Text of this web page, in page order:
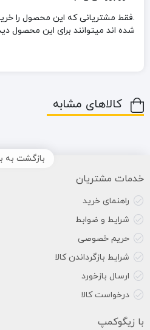
.فقط مشتریانی که این محصول را
شده اند میتوانند برای این محصول
کالاهای مشابه
بازگشت به
خدمات مشتریان
راهنمای خرید
شرایط و ضوابط
حریم خصوصی
شرایط بازگرداندن کالا
ارسال بازخورد
درخواست کالا
با زیگوکمپ